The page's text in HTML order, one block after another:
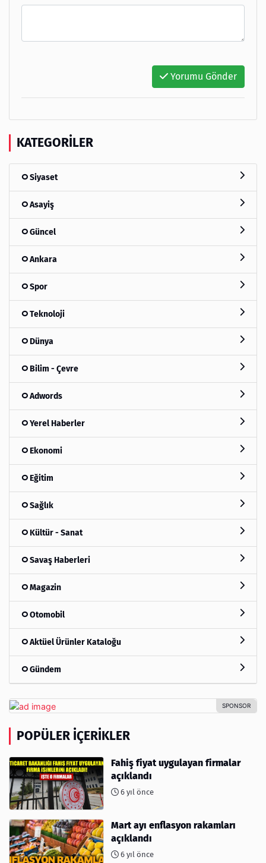
Yorumu Gönder
KATEGORILER
Siyaset
Asayiş
Güncel
Ankara
Spor
Teknoloji
Dünya
Bilim - Çevre
Adwords
Yerel Haberler
Ekonomi
Eğitim
Sağlık
Kültür - Sanat
Savaş Haberleri
Magazin
Otomobil
Aktüel Ürünler Kataloğu
Gündem
POPÜLER İÇERIKLER
Fahiş fiyat uygulayan firmalar
açıklandı
6 yıl önce
Mart ayı enflasyon rakamları
açıklandı
6 yıl önce